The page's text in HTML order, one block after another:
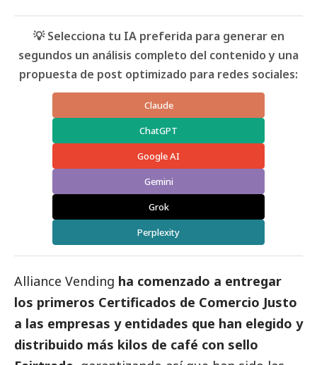
💡 Selecciona tu IA preferida para generar en
segundos un análisis completo del contenido y una
propuesta de post optimizado para redes sociales:
Claude
ChatGPT
Google AI
Gemini
Grok
Perplexity
Alliance Vending ha comenzado a entregar
los primeros Certificados de Comercio Justo
a las empresas y entidades que han elegido y
distribuido más kilos de café con sello